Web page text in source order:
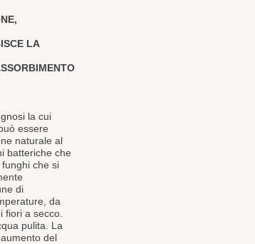
LA
la cui
essere
naturale al
batteriche che
che si
di
da
fiori a secco.
pulita. La
del